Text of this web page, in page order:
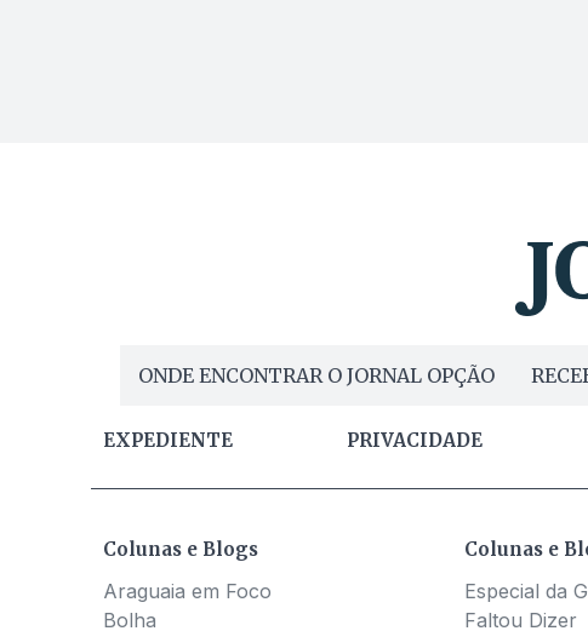
ONDE ENCONTRAR O JORNAL OPÇÃO
EXPEDIENTE PRIVACIDADE
Colunas e Blogs
Araguaia em Foco
Bolha
Colunas e
Especial da
Faltou Dizer